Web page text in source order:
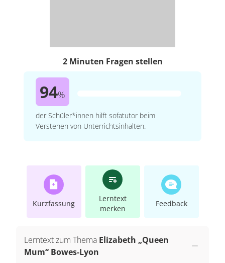
2 Minuten Fragen stellen
94%
der Schüler*innen hilft sofatutor beim
Verstehen von Unterrichtsinhalten.
Kurzfassung
Lerntext
merken
Feedback
Lerntext zum Thema Elizabeth „Queen
Mum“ Bowes-Lyon